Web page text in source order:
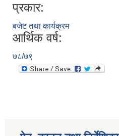
प्रकार:
बजेट तथा कार्यक्रम
आर्थिक वर्ष:
७८/७९